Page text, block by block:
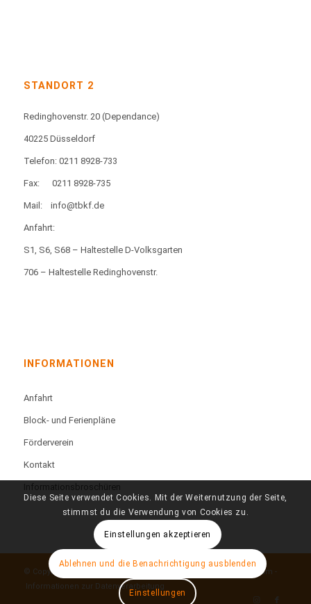
STANDORT 2
Redinghovenstr. 20 (Dependance)
40225 Düsseldorf
Telefon: 0211 8928-733
Fax: 0211 8928-735
Mail: info@tbkf.de
Anfahrt:
S1, S6, S68 – Haltestelle D-Volksgarten
706 – Haltestelle Redinghovenstr.
INFORMATIONEN
Anfahrt
Block- und Ferienpläne
Förderverein
Kontakt
Informationsbroschüren
© Copyright - Technisches Berufskolleg Färberstraße - Impressum -
Informationen zur Datenverarbeitung
Diese Seite verwendet Cookies. Mit der Weiternutzung der Seite,
stimmst du die Verwendung von Cookies zu.
Einstellungen akzeptieren
Ablehnen und die Benachrichtigung ausblenden
Einstellungen